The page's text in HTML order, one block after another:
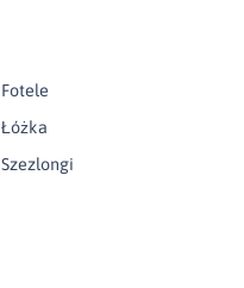
Fotele
Łóżka
Szezlongi